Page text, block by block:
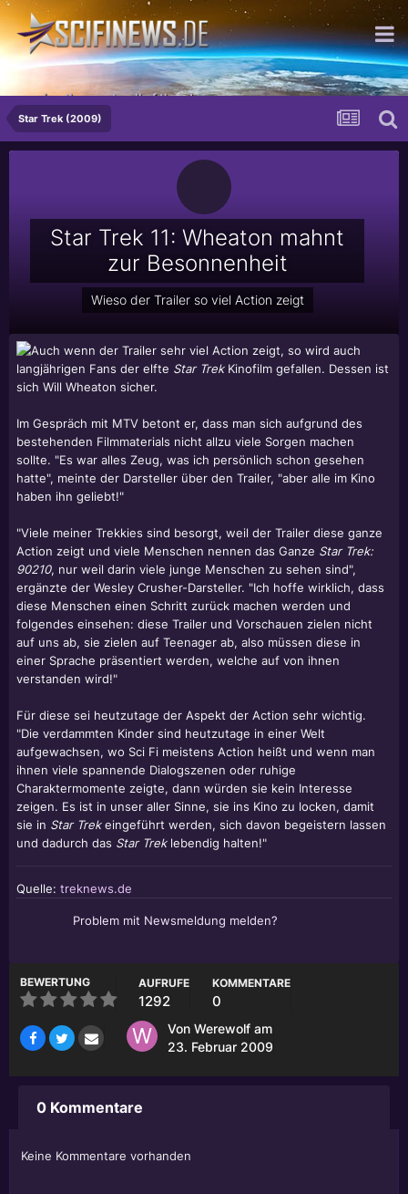
...wipe them out - all of them!
Star Trek (2009)
Star Trek 11: Wheaton mahnt
zur Besonnenheit
Wieso der Trailer so viel Action zeigt
Auch wenn der Trailer sehr viel Action zeigt, so wird auch
langjährigen Fans der elfte Star TrekKinofilm gefallen. Dessen ist
sich Will Wheaton sicher.
Im Gespräch mit MTV betont er, dass man sich aufgrund des
bestehenden Filmmaterials nicht allzu viele Sorgen machen
sollte. "Es war alles Zeug, was ich persönlich schon gesehen
hatte", meinte der Darsteller über den Trailer, "aber alle im Kino
haben ihn geliebt!"
"Viele meiner Trekkies sind besorgt, weil der Trailer diese ganze
Action zeigt und viele Menschen nennen das Ganze Star Trek:
90210, nur weil darin viele junge Menschen zu sehen sind",
ergänzte der Wesley Crusher-Darsteller. "Ich hoffe wirklich, dass
diese Menschen einen Schritt zurück machen werden und
folgendes einsehen: diese Trailer und Vorschauen zielen nicht
auf uns ab, sie zielen auf Teenager ab, also müssen diese in
einer Sprache präsentiert werden, welche auf von ihnen
verstanden wird!"
Für diese sei heutzutage der Aspekt der Action sehr wichtig.
"Die verdammten Kinder sind heutzutage in einer Welt
aufgewachsen, wo Sci Fi meistens Action heißt und wenn man
ihnen viele spannende Dialogszenen oder ruhige
Charaktermomente zeigte, dann würden sie kein Interesse
zeigen. Es ist in unser aller Sinne, sie ins Kino zu locken, damit
sie in Star Trekeingeführt werden, sich davon begeistern lassen
und dadurch das Star Treklebendig halten!"
Quelle: treknews.de
Problem mit Newsmeldung melden?
BEWERTUNG AUFRUFE
1292
KOMMENTARE
0
Von Werewolf am
23. Februar 2009
0 Kommentare
Keine Kommentare vorhanden